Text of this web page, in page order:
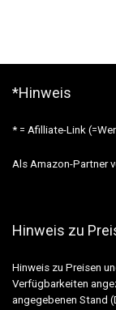
*Hinweis
* = Afilliate-Link
Als Amazon-Partner
Hinweis zu
Hinweis zu Preisen
Verfügbarkeiten
angegebenen Stand